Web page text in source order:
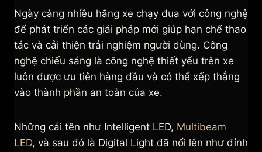
Ngày càng nhiều hãng xe chạy đua với công nghệ
để phát triển các giải pháp mới giúp hạn chế thao
tác và cải thiện trải nghiệm người dùng. Công
nghệ chiếu sáng là công nghệ thiết yếu trên xe
luôn được ưu tiên hàng đầu và có thể xếp thẳng
vào thành phần an toàn của xe.
Những cái tên như Intelligent LED, Multibeam
LED, và sau đó là Digital Light đã nổi lên như đỉnh